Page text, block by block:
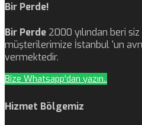
Bir Perde!
Bir Perde 2000 yılından beri
müşterilerimize İstanbul ‘un
vermektedir.
Bize Whatsapp'dan yazın..
Hizmet Bölgemiz